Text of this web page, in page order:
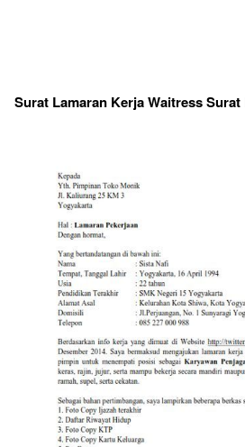
Surat Lamaran Kerja Waitress